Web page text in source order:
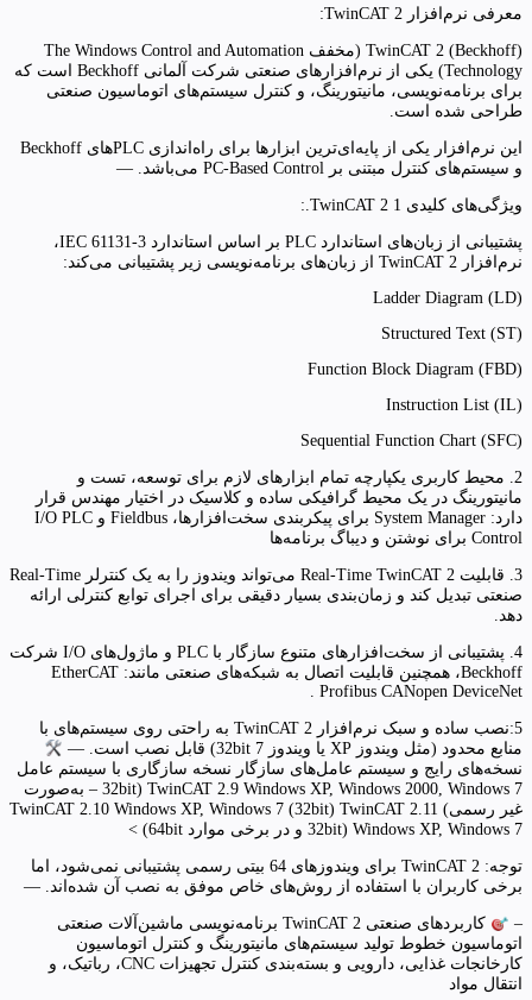
معرفی نرم‌افزار TwinCAT 2:
(Beckhoff) TwinCAT 2 (مخفف The Windows Control and Automation
Technology) یکی از نرم‌افزارهای صنعتی شرکت آلمانی Beckhoff است که
برای برنامه‌نویسی، مانیتورینگ، و کنترل سیستم‌های اتوماسیون صنعتی
طراحی شده است.
این نرم‌افزار یکی از پایه‌ای‌ترین ابزارها برای راه‌اندازی PLCهای Beckhoff
و سیستم‌های کنترل مبتنی بر PC-Based Control می‌باشد. —
ویژگی‌های کلیدی TwinCAT 2 1.:
پشتیبانی از زبان‌های استاندارد PLC بر اساس استاندارد IEC 61131-3،
نرم‌افزار TwinCAT 2 از زبان‌های برنامه‌نویسی زیر پشتیبانی می‌کند:
Ladder Diagram (LD)
Structured Text (ST)
Function Block Diagram (FBD)
Instruction List (IL)
Sequential Function Chart (SFC)
2. محیط کاربری یکپارچه تمام ابزارهای لازم برای توسعه، تست و
مانیتورینگ در یک محیط گرافیکی ساده و کلاسیک در اختیار مهندس قرار
دارد: System Manager برای پیکربندی سخت‌افزارها، Fieldbus و I/O PLC
Control برای نوشتن و دیباگ برنامه‌ها
3. قابلیت Real-Time TwinCAT 2 می‌تواند ویندوز را به یک کنترلر Real-Time
صنعتی تبدیل کند و زمان‌بندی بسیار دقیقی برای اجرای توابع کنترلی ارائه
دهد.
4. پشتیبانی از سخت‌افزارهای متنوع سازگار با PLC و ماژول‌های I/O شرکت
Beckhoff، همچنین قابلیت اتصال به شبکه‌های صنعتی مانند: EtherCAT
Profibus CANopen DeviceNet .
5:نصب ساده و سبک نرم‌افزار TwinCAT 2 به راحتی روی سیستم‌های با
منابع محدود (مثل ویندوز XP یا ویندوز 7 32bit) قابل نصب است. —
نسخه‌های رایج و سیستم عامل‌های سازگار نسخه سازگاری با سیستم عامل
TwinCAT 2.9 Windows XP, Windows 2000, Windows 7 (32bit – به‌صورت
غیر رسمی) TwinCAT 2.10 Windows XP, Windows 7 (32bit) TwinCAT 2.11
Windows XP, Windows 7 (32bit و در برخی موارد 64bit) >
توجه: TwinCAT 2 برای ویندوزهای 64 بیتی رسمی پشتیبانی نمی‌شود، اما
برخی کاربران با استفاده از روش‌های خاص موفق به نصب آن شده‌اند. —
–
کاربردهای صنعتی TwinCAT 2 برنامه‌نویسی ماشین‌آلات صنعتی
اتوماسیون خطوط تولید سیستم‌های مانیتورینگ و کنترل اتوماسیون
کارخانجات غذایی، دارویی و بسته‌بندی کنترل تجهیزات CNC، رباتیک، و
انتقال مواد